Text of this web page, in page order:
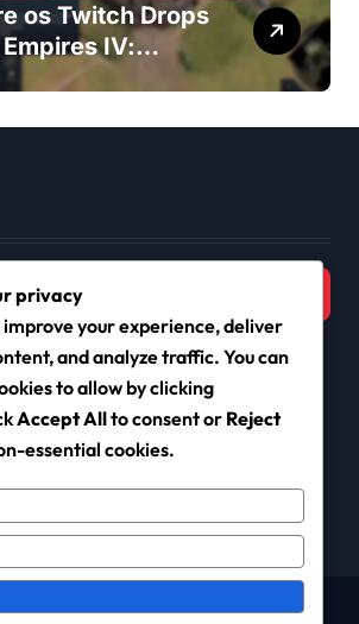
os Twitch Drops
IV:
iclub.pt
privacy
improve your experience, deliver
and analyze traffic. You can
to allow by clicking
Accept Allto consent or Reject
essential cookies.